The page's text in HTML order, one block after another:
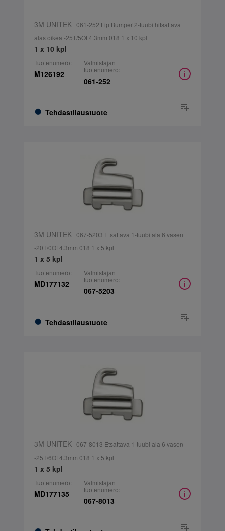
3M UNITEK| 061-252 Lip Bumper 2-tuubi hitsattava
alas oikea -25T/5Of 4.3mm 018 1 x 10 kpl
1 x 10 kpl
Tuotenumero:
M126192
Tehdastilaustuote
Valmistajan
tuotenumero:
061-252
3M UNITEK| 067-5203 Etsattava 1-tuubi ala 6 vasen
-20T/0Of 4.3mm 018 1 x 5 kpl
1 x 5 kpl
Tuotenumero:
MD177132
Tehdastilaustuote
Valmistajan
tuotenumero:
067-5203
3M UNITEK| 067-8013 Etsattava 1-tuubi ala 6 vasen
-25T/6Of 4.3mm 018 1 x 5 kpl
1 x 5 kpl
Tuotenumero:
MD177135
Valmistajan
tuotenumero:
067-8013